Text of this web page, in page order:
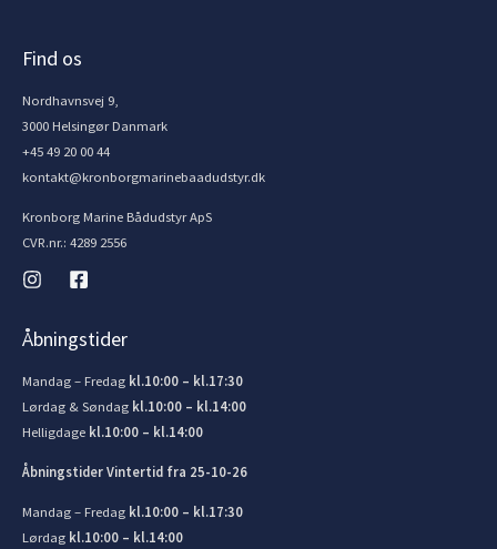
Find os
Nordhavnsvej 9,
3000 Helsingør Danmark
+45 49 20 00 44
kontakt@kronborgmarinebaadudstyr.dk
Kronborg Marine Bådudstyr ApS
CVR.nr.: 4289 2556
Åbningstider
Mandag – Fredag kl.10:00 – kl.17:30
Lørdag & Søndag kl.10:00 – kl.14:00
Helligdage kl.10:00 – kl.14:00
Åbningstider Vintertid fra 25-10-26
Mandag – Fredag kl.10:00 – kl.17:30
Lørdag kl.10:00 – kl.14:00